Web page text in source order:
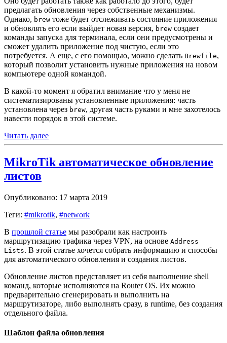
предлагать обновления через собственные механизмы.
Однако, brew тоже будет отслеживать состояние приложения
и обновлять его если выйдет новая версия, brew создает
команды запуска для терминала, если они предусмотрены и
сможет удалить приложение под чистую, если это
потребуется. А еще, с его помощью, можно сделать Brewfile,
который позволит установить нужные приложения на новом
компьютере одной командой.
В какой-то момент я обратил внимание что у меня не
систематизированы установленные приложения: часть
установлена через brew, другая часть руками и мне захотелось
навести порядок в этой системе.
Читать далее
MikroTik автоматическое обновление
листов
Опубликовано: 17 марта 2019
Теги: #mikrotik, #network
В прошлой статье мы разобрали как настроить
маршрутизацию трафика через VPN, на основе Address
Lists. В этой статье хочется собрать информацию и способы
для автоматического обновления и создания листов.
Обновление листов представляет из себя выполнение shell
команд, которые исполняются на Router OS. Их можно
предварительно сгенерировать и выполнить на
маршрутизаторе, либо выполнять сразу, в runtime, без создания
отдельного файла.
Шаблон файла обновления